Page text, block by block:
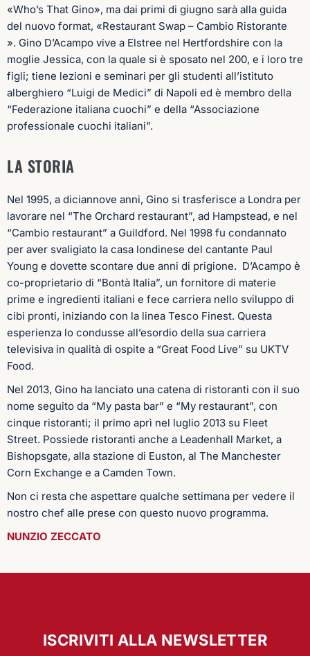
«Who’s That Gino», ma dai primi di giugno sarà alla guida
del nuovo format, «Restaurant Swap – Cambio Ristorante
». Gino D’Acampo vive a Elstree nel Hertfordshire con la
moglie Jessica, con la quale si è sposato nel 200, e i loro tre
figli; tiene lezioni e seminari per gli studenti all’istituto
alberghiero “Luigi de Medici” di Napoli ed è membro della
“Federazione italiana cuochi” e della “Associazione
professionale cuochi italiani”.
LA STORIA
Nel 1995, a diciannove anni, Gino si trasferisce a Londra per
lavorare nel “The Orchard restaurant”, ad Hampstead, e nel
“Cambio restaurant” a Guildford. Nel 1998 fu condannato
per aver svaligiato la casa londinese del cantante Paul
Young e dovette scontare due anni di prigione. D’Acampo è
co-proprietario di “Bontà Italia”, un fornitore di materie
prime e ingredienti italiani e fece carriera nello sviluppo di
cibi pronti, iniziando con la linea Tesco Finest. Questa
esperienza lo condusse all’esordio della sua carriera
televisiva in qualità di ospite a “Great Food Live” su UKTV
Food.
Nel 2013, Gino ha lanciato una catena di ristoranti con il suo
nome seguito da “My pasta bar” e “My restaurant”, con
cinque ristoranti; il primo aprì nel luglio 2013 su Fleet
Street. Possiede ristoranti anche a Leadenhall Market, a
Bishopsgate, alla stazione di Euston, al The Manchester
Corn Exchange e a Camden Town.
Non ci resta che aspettare qualche settimana per vedere il
nostro chef alle prese con questo nuovo programma.
NUNZIO ZECCATO
ISCRIVITI ALLA NEWSLETTER